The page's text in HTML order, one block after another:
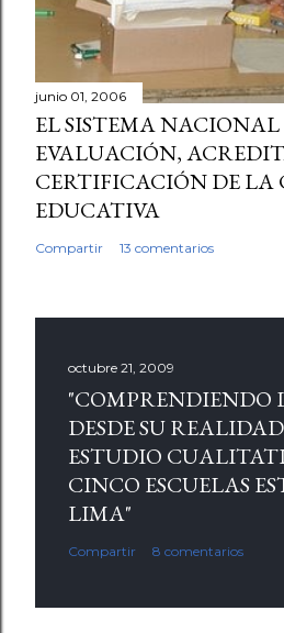
junio 01, 2006
EL SISTEMA NACIONAL
EVALUACIÓN,
CERTIFICACIÓN DE
EDUCATIVA
Compartir 13 comentarios
octubre 21, 2009
"COMPRENDIENDO
DESDE SU
ESTUDIO
CINCO ESCUELAS
LIMA"
Compartir 8 comentarios